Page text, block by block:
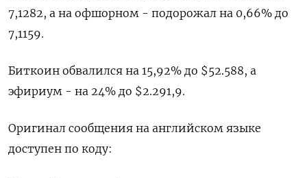
7,1282​, а на офшорном - подорожал на 0,66% до
7,1159.
Биткоин обвалился на 15,92% до $52.588, а
эфириум - на 24% до $2.291,9.
Оригинал сообщения на английском языке
доступен по коду: